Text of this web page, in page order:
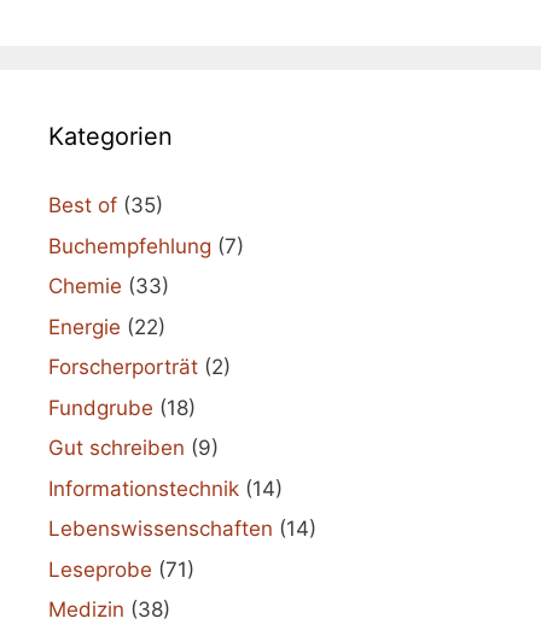
Kategorien
Best of (35)
Buchempfehlung (7)
Chemie (33)
Energie (22)
Forscherporträt (2)
Fundgrube (18)
Gut schreiben (9)
Informationstechnik (14)
Lebenswissenschaften (14)
Leseprobe (71)
Medizin (38)